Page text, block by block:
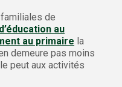
de
au
au primaire la
demeure pas moins
peut aux activités